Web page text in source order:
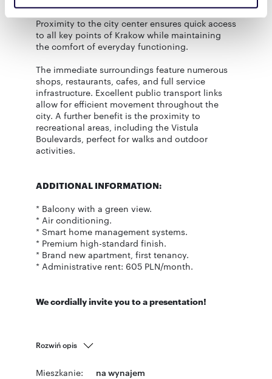
Partnerzy mogą połączyć te informacje z innymi danymi
otrzymanymi od Ciebie lub uzyskanymi podczas
spot for those who value an urban lifestyle.
Proximity to the city center ensures quick access
to all key points of Krakow while maintaining
the comfort of everyday functioning.
The immediate surroundings feature numerous
shops, restaurants, cafes, and full service
infrastructure. Excellent public transport links
allow for efficient movement throughout the
city. A further benefit is the proximity to
recreational areas, including the Vistula
Boulevards, perfect for walks and outdoor
activities.
ADDITIONAL INFORMATION:
* Balcony with a green view.
* Air conditioning.
* Smart home management systems.
* Premium high-standard finish.
* Brand new apartment, first tenancy.
* Administrative rent: 605 PLN/month.
We cordially invite you to a presentation!
Rozwiń opis
Mieszkanie: na wynajem